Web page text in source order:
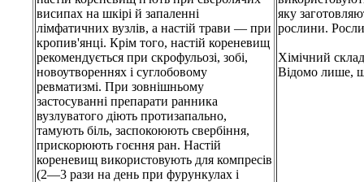
висипах на шкірі й запаленні
лімфатичних вузлів, а настій трави — при
кропив'янці. Крім того, настій кореневищ
рекомендується при скрофульозі, зобі,
новоутвореннях і суглобовому
ревматизмі. При зовнішньому
застосуванні препарати ранника
вузлуватого діють протизапально,
тамують біль, заспокоюють свербіння,
прискорюють гоєння ран. Настій
кореневищ використовують для компресів
(2—3 рази на день при фурункулах і
яку
рослини.
Хімічний
Відомо лише,